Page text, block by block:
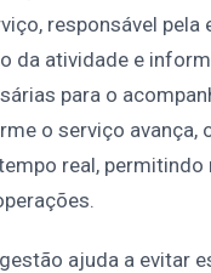
responsável pela
da atividade e
para o
o serviço avança,
real, permitindo
ajuda a evitar